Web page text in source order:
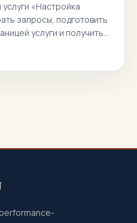
«Настройка
запросы, подготовить
услуги и получить